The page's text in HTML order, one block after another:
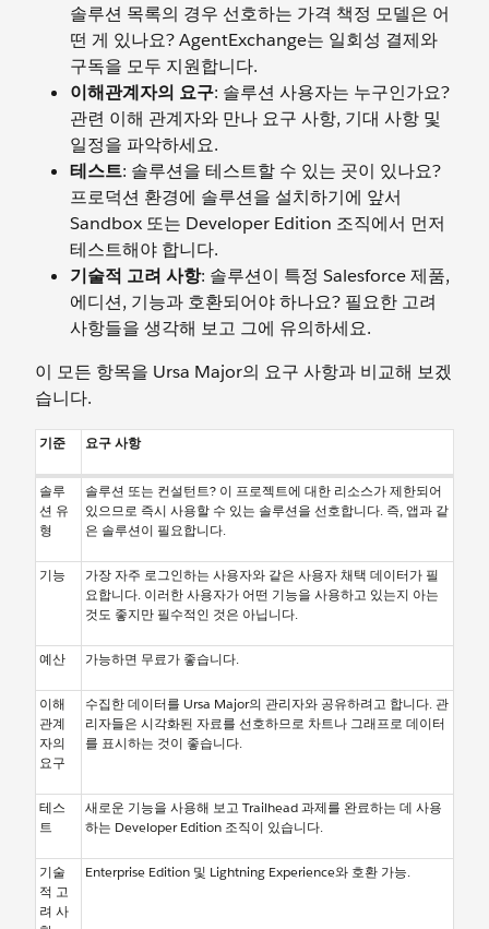
솔루션 목록의 경우 선호하는 가격 책정 모델은 어
떤 게 있나요? AgentExchange는 일회성 결제와
구독을 모두 지원합니다.
이해관계자의 요구: 솔루션 사용자는 누구인가요?
관련 이해 관계자와 만나 요구 사항, 기대 사항 및
일정을 파악하세요.
테스트: 솔루션을 테스트할 수 있는 곳이 있나요?
프로덕션 환경에 솔루션을 설치하기에 앞서
Sandbox 또는 Developer Edition 조직에서 먼저
테스트해야 합니다.
기술적 고려 사항: 솔루션이 특정 Salesforce 제품,
에디션, 기능과 호환되어야 하나요? 필요한 고려
사항들을 생각해 보고 그에 유의하세요.
이 모든 항목을 Ursa Major의 요구 사항과 비교해 보겠
습니다.
기준 요구 사항
솔루
션 유
형
솔루션 또는 컨설턴트? 이 프로젝트에 대한 리소스가 제한되어
있으므로 즉시 사용할 수 있는 솔루션을 선호합니다. 즉, 앱과 같
은 솔루션이 필요합니다.
기능
가장 자주 로그인하는 사용자와 같은 사용자 채택 데이터가 필
요합니다. 이러한 사용자가 어떤 기능을 사용하고 있는지 아는
것도 좋지만 필수적인 것은 아닙니다.
예산 가능하면 무료가 좋습니다.
이해
관계
자의
요구
수집한 데이터를 Ursa Major의 관리자와 공유하려고 합니다. 관
리자들은 시각화된 자료를 선호하므로 차트나 그래프로 데이터
를 표시하는 것이 좋습니다.
테스
트
새로운 기능을 사용해 보고 Trailhead 과제를 완료하는 데 사용
하는 Developer Edition 조직이 있습니다.
기술
적 고
려 사
Enterprise Edition 및 Lightning Experience와 호환 가능.